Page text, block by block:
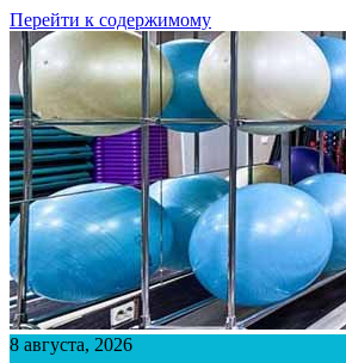
Перейти к содержимому
8 августа, 2026